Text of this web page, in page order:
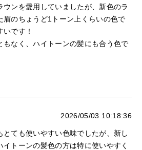
ウンを愛用していましたが、新色のラ
眉のちょうど1トーン上くらいの色で
です！
もなく、ハイトーンの髪にも合う色で
2026/05/03 10:18:36
とても使いやすい色味でしたが、新し
トーンの髪色の方は特に使いやすく